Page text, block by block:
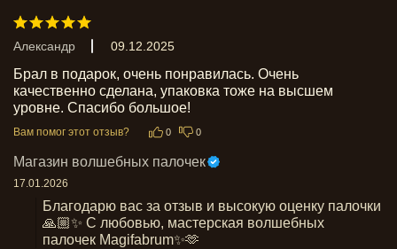
Александр 09.12.2025
Брал в подарок, очень понравилась. Очень
качественно сделана, упаковка тоже на высшем
уровне. Спасибо большое!
Вам помог этот отзыв? 0 0
Магазин волшебных палочек
17.01.2026
Благодарю вас за отзыв и высокую оценку палочки
🙏🏼✨ С любовью, мастерская волшебных
палочек Magifabrum✨🫶